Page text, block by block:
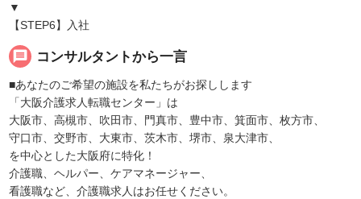
▼
【STEP6】入社
message コンサルタントから一言
■あなたのご希望の施設を私たちがお探しします
「大阪介護求人転職センター」は
大阪市、高槻市、吹田市、門真市、豊中市、箕面市、枚方市、
守口市、交野市、大東市、茨木市、堺市、泉大津市、
を中心とした大阪府に特化！
介護職、ヘルパー、ケアマネージャー、
看護職など、介護職求人はお任せください。